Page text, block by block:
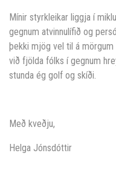
Mínir styrkleikar liggja í
gegnum atvinnulífið og
þekki mjög vel til á
við fjölda fólks í gegnum
stunda ég golf og skíði.
Með kveðju,
Helga Jónsdóttir